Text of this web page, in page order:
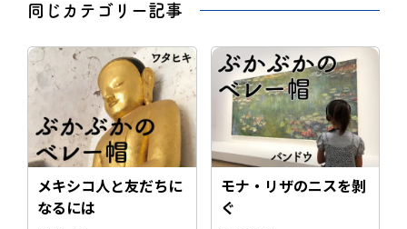
同じカテゴリー記事
メキシコ人と友だちに
なるには
モナ・リザのニスを剝
ぐ